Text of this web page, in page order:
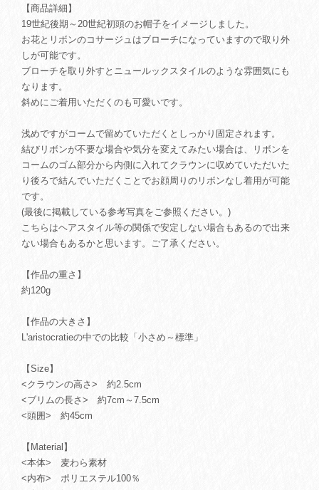
【商品詳細】
19世紀後期～20世紀初頭のお帽子をイメージしました。
お花とリボンのコサージュはブローチになっていますので取り外
しが可能です。
ブローチを取り外すとニュールックスタイルのような雰囲気にも
なります。
斜めにご着用いただくのも可愛いです。
浅めですがコームで留めていただくとしっかり固定されます。
結びリボンが不要な場合や気分を変えてみたい場合は、リボンを
コームのゴム部分から内側に入れてクラウンに収めていただいた
り後ろで結んでいただくことでお顔周りのリボンなし着用が可能
です。
(最後に掲載している参考写真をご参照ください。)
こちらはヘアスタイル等の関係で安定しない場合もあるので出来
ない場合もあるかと思います。ご了承ください。
【作品の重さ】
約120g
【作品の大きさ】
L'aristocratieの中での比較「小さめ～標準」
【Size】
<クラウンの高さ> 約2.5cm
<ブリムの長さ> 約7cm～7.5cm
<頭囲> 約45cm
【Material】
<本体> 麦わら素材
<内布> ポリエステル100％